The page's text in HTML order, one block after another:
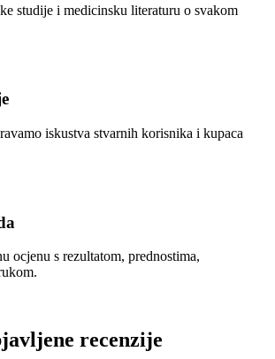
studije i medicinsku literaturu o svakom
iskustva stvarnih korisnika i kupaca
ocjenu s rezultatom, prednostima,
recenzije